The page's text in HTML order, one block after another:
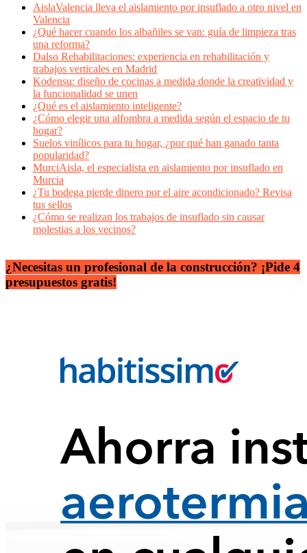
AislaValencia lleva el aislamiento por insuflado a otro nivel en
Valencia
¿Qué hacer cuando los albañiles se van: guía de limpieza tras
una reforma?
Dalso Rehabilitaciones: experiencia en rehabilitación y
trabajos verticales en Madrid
Kodensu: diseño de cocinas a medida donde la creatividad y
la funcionalidad se unen
¿Qué es el aislamiento inteligente?
¿Cómo elegir una alfombra a medida según el espacio de tu
hogar?
Suelos vinílicos para tu hogar, ¿por qué han ganado tanta
popularidad?
MurciAisla, el especialista en aislamiento por insuflado en
Murcia
¿Tu bodega pierde dinero por el aire acondicionado? Revisa
tus sellos
¿Cómo se realizan los trabajos de insuflado sin causar
molestias a los vecinos?
¿Necesitas un profesional de la construcción? ¡Pide 4
presupuestos gratis!